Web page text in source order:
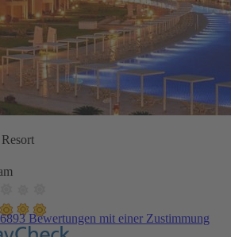
Bewertungen mit einer Zustimmung